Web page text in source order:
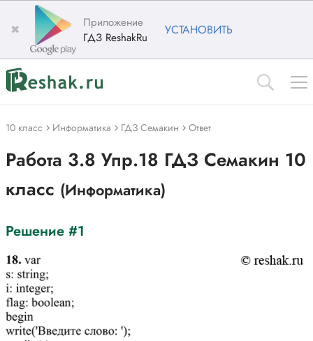
✖
Приложение
ГДЗ ReshakRu
УСТАНОВИТЬ
10 класс Информатика ГДЗ Семакин Ответ
Работа 3.8 Упр.18 ГДЗ Семакин 10
класс (Информатика)
Решение #1